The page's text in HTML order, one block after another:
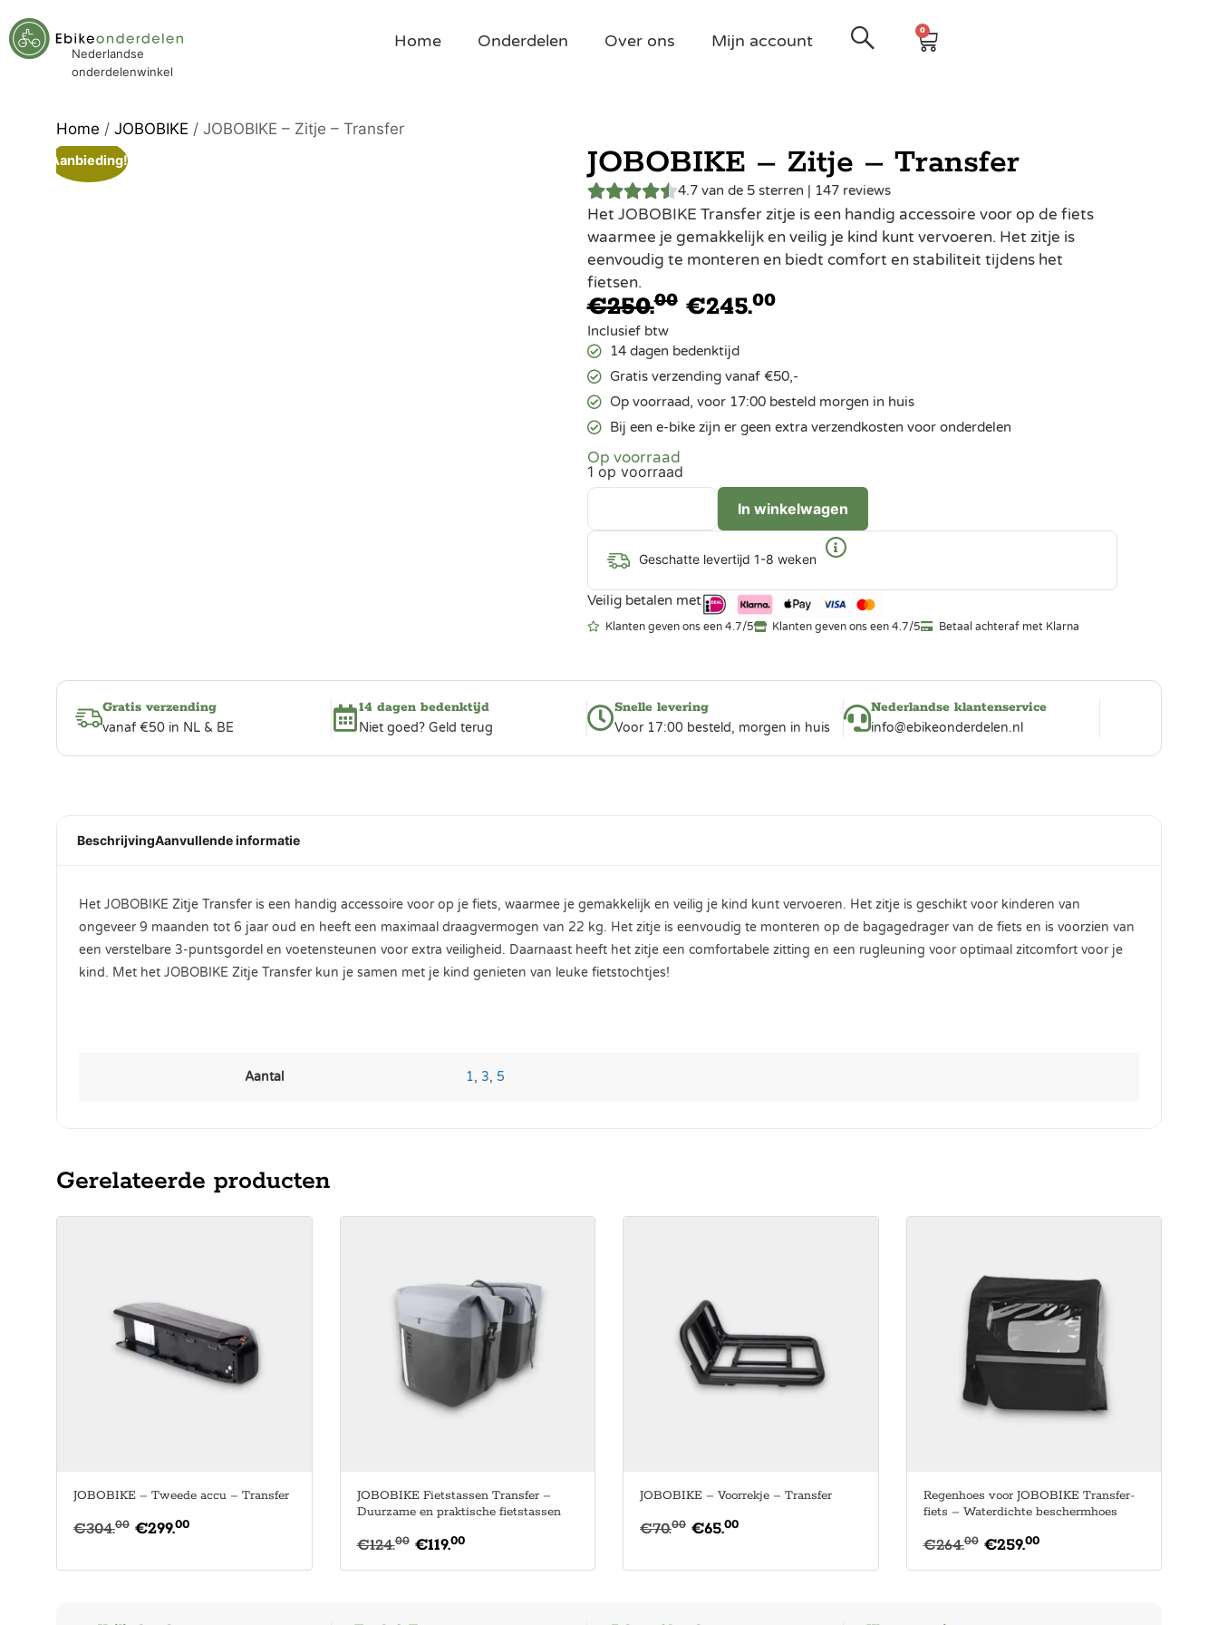
Nederlandse
onderdelenwinkel
Home Onderdelen Over ons Mijn account
0
Home / JOBOBIKE / JOBOBIKE – Zitje – Transfer
Aanbieding! JOBOBIKE – Zitje – Transfer
4.7 van de 5 sterren | 147 reviews
Het JOBOBIKE Transfer zitje is een handig accessoire voor op de fiets
waarmee je gemakkelijk en veilig je kind kunt vervoeren. Het zitje is
eenvoudig te monteren en biedt comfort en stabiliteit tijdens het
fietsen.
€250.00 €245.00
Inclusief btw
14 dagen bedenktijd
Gratis verzending vanaf €50,-
Op voorraad, voor 17:00 besteld morgen in huis
Bij een e-bike zijn er geen extra verzendkosten voor onderdelen
Op voorraad
1 op voorraad
In winkelwagen
Geschatte levertijd 1-8 weken
Veilig betalen met
Klanten geven ons een 4.7/5 Klanten geven ons een 4.7/5 Betaal achteraf met Klarna
Gratis verzending
vanaf €50 in NL & BE
14 dagen bedenktijd
Niet goed? Geld terug
Snelle levering
Voor 17:00 besteld, morgen in huis
Nederlandse klantenservice
info@ebikeonderdelen.nl
BeschrijvingAanvullende informatie
Het JOBOBIKE Zitje Transfer is een handig accessoire voor op je fiets, waarmee je gemakkelijk en veilig je kind kunt vervoeren. Het zitje is geschikt voor kinderen van
ongeveer 9 maanden tot 6 jaar oud en heeft een maximaal draagvermogen van 22 kg. Het zitje is eenvoudig te monteren op de bagagedrager van de fiets en is voorzien van
een verstelbare 3-puntsgordel en voetensteunen voor extra veiligheid. Daarnaast heeft het zitje een comfortabele zitting en een rugleuning voor optimaal zitcomfort voor je
kind. Met het JOBOBIKE Zitje Transfer kun je samen met je kind genieten van leuke fietstochtjes!
Aantal 1, 3, 5
Gerelateerde producten
JOBOBIKE – Tweede accu – Transfer
€304.00 €299.00
JOBOBIKE Fietstassen Transfer –
Duurzame en praktische fietstassen
€124.00 €119.00
JOBOBIKE – Voorrekje – Transfer
€70.00 €65.00
Regenhoes voor JOBOBIKE Transfer-
fiets – Waterdichte beschermhoes
€264.00 €259.00